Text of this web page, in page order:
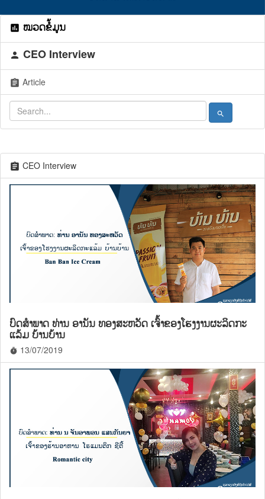
assessment ໝວດຂໍ້ມູນ
person CEO Interview
assignment Article
search
assignment CEO Interview
ບົດສຳພາດ ທ່ານ ອານັນ ທອງສະຫວັດ ເຈົ້າຂອງໂຮງງານຜະລິດກະ
ແລ້ມ ບ້ານບ້ານ
timer 13/07/2019